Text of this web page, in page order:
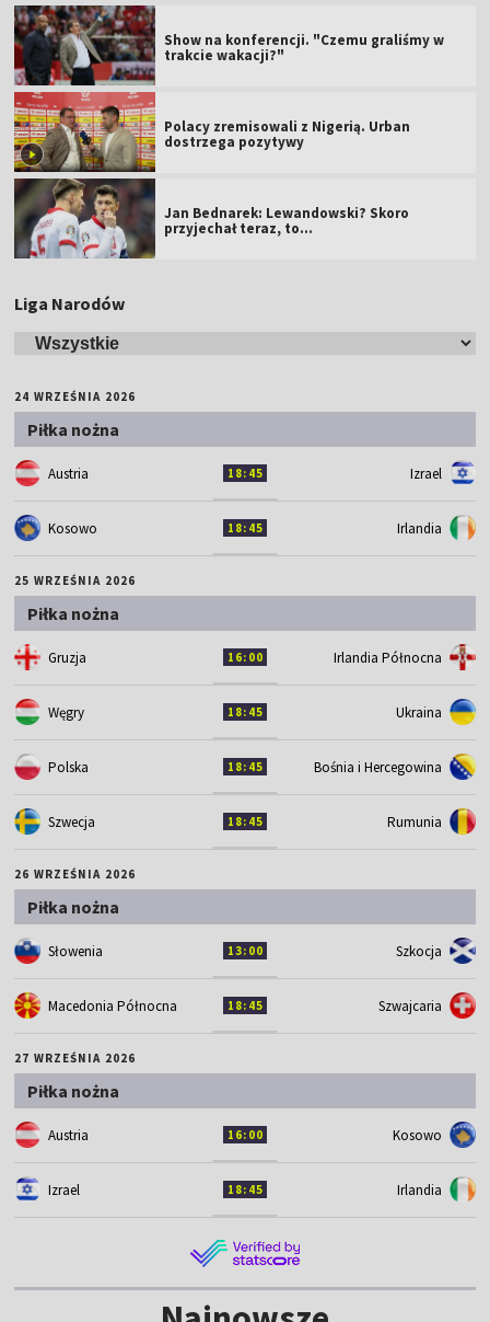
Show na konferencji. "Czemu graliśmy w
trakcie wakacji?"
Polacy zremisowali z Nigerią. Urban
dostrzega pozytywy
Jan Bednarek: Lewandowski? Skoro
przyjechał teraz, to…
Liga Narodów
24 WRZEŚNIA 2026
Piłka nożna
Austria 18:45 Izrael
Kosowo 18:45 Irlandia
25 WRZEŚNIA 2026
Piłka nożna
Gruzja 16:00 Irlandia Północna
Węgry 18:45 Ukraina
Polska 18:45 Bośnia i Hercegowina
Szwecja 18:45 Rumunia
26 WRZEŚNIA 2026
Piłka nożna
Słowenia 13:00 Szkocja
Macedonia Północna 18:45 Szwajcaria
27 WRZEŚNIA 2026
Piłka nożna
Austria 16:00 Kosowo
Izrael 18:45 Irlandia